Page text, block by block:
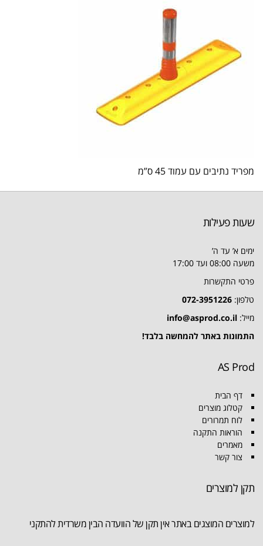
מפריד נתיבים עם עמוד 45 ס”מ
שעות פעילות
ימים א’ עד ה’
משעה 08:00 ועד 17:00
פרטי התקשרות
טלפון: 072-3951226
מייל: info@asprod.co.il
התמונות באתר להמחשה בלבד!
AS Prod
דף הבית
קטלוג מוצרים
לוח תמרורים
הוראות התקנה
מאמרים
צור קשר
תקן למוצרים
למוצרים המוצגים באתר אין תקן של הוועדה הבין משרדית להתקני